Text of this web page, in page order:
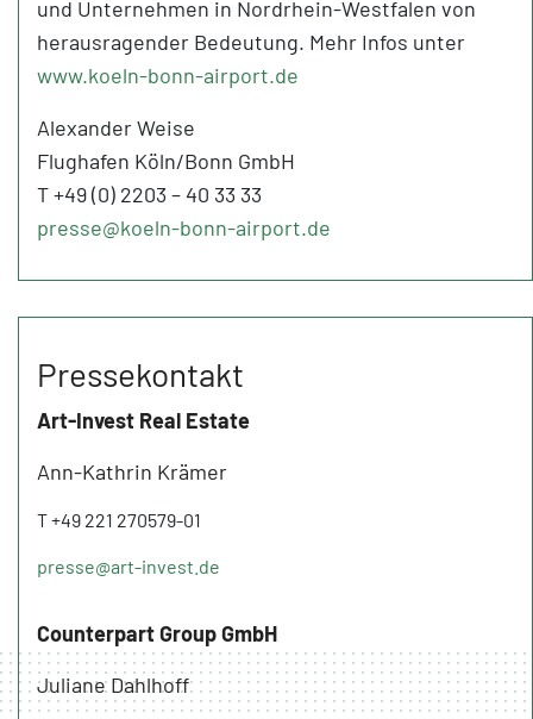
und Unternehmen in Nordrhein-Westfalen von
herausragender Bedeutung. Mehr Infos unter
www.koeln-bonn-airport.de
Alexander Weise
Flughafen Köln/Bonn GmbH
T +49 (0) 2203 – 40 33 33
presse@koeln-bonn-airport.de
Pressekontakt
Art-Invest Real Estate
Ann-Kathrin Krämer
T +49 221 270579-01
presse@art-invest.de
Counterpart Group GmbH
Juliane Dahlhoff